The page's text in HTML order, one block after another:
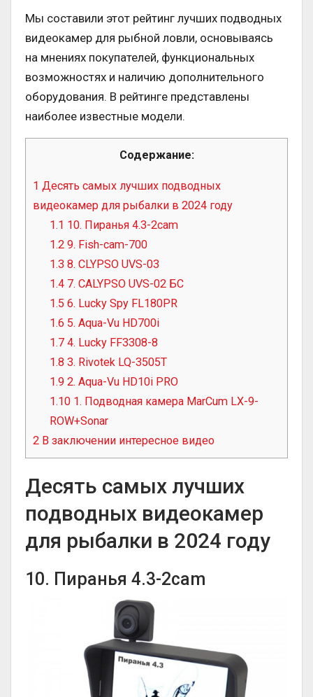
Мы составили этот рейтинг лучших подводных
видеокамер для рыбной ловли, основываясь
на мнениях покупателей, функциональных
возможностях и наличию дополнительного
оборудования. В рейтинге представлены
наиболее известные модели.
Содержание:
1 Десять самых лучших подводных
видеокамер для рыбалки в 2024 году
1.1 10. Пиранья 4.3-2cam
1.2 9. Fish-cam-700
1.3 8. CLYPSO UVS-03
1.4 7. CALYPSO UVS-02 БС
1.5 6. Lucky Spy FL180PR
1.6 5. Aqua-Vu HD700i
1.7 4. Lucky FF3308-8
1.8 3. Rivotek LQ-3505T
1.9 2. Aqua-Vu HD10i PRO
1.10 1. Подводная камера MarCum LX-9-
ROW+Sonar
2 В заключении интересное видео
Десять самых лучших
подводных видеокамер
для рыбалки в 2024 году
10. Пиранья 4.3-2cam